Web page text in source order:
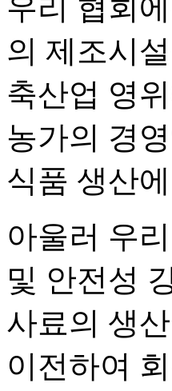
우리 협회
의 제조시
축산업 영
농가의 경
식품 생산
아울러 우
및 안전성
사료의 생
이전하여